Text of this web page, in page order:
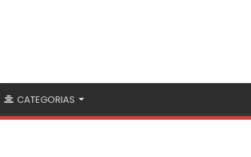
CATEGORIAS